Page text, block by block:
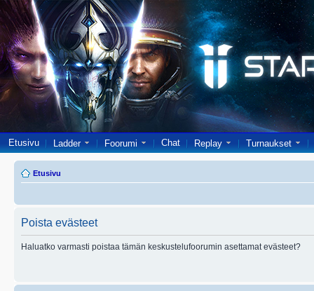
Etusivu Ladder Foorumi Chat Replay Turnaukset
Etusivu
Poista evästeet
Haluatko varmasti poistaa tämän keskustelufoorumin asettamat evästeet?